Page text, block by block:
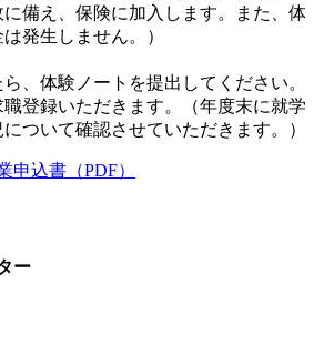
に備え、保険に加入します。また、体
発生しません。）
、体験ノートを提出してください。
登録いただきます。（年度末に就学
ついて確認させていただきます。）
申込書（PDF）
ー